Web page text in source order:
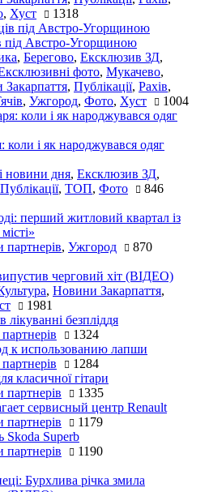
, Хуст 1318
під Австро-Угорщиною
, Берегово, Ексклюзив ЗД,
фото, Мукачево,
, Публікації, Рахів,
, Ужгород, Фото, Хуст 1004
коли і як народжувався одяг
новини дня, Ексклюзив ЗД,
Публікації, ТОП, Фото 846
перший житловий квартал із
, Ужгород 870
черговий хіт (ВІДЕО)
, Новини Закарпаття,
1981
лікуванні безпліддя
1324
к использованию лапши
1284
класичної гітари
1335
сервисный центр Renault
1179
Skoda Superb
1190
Бурхлива річка змила